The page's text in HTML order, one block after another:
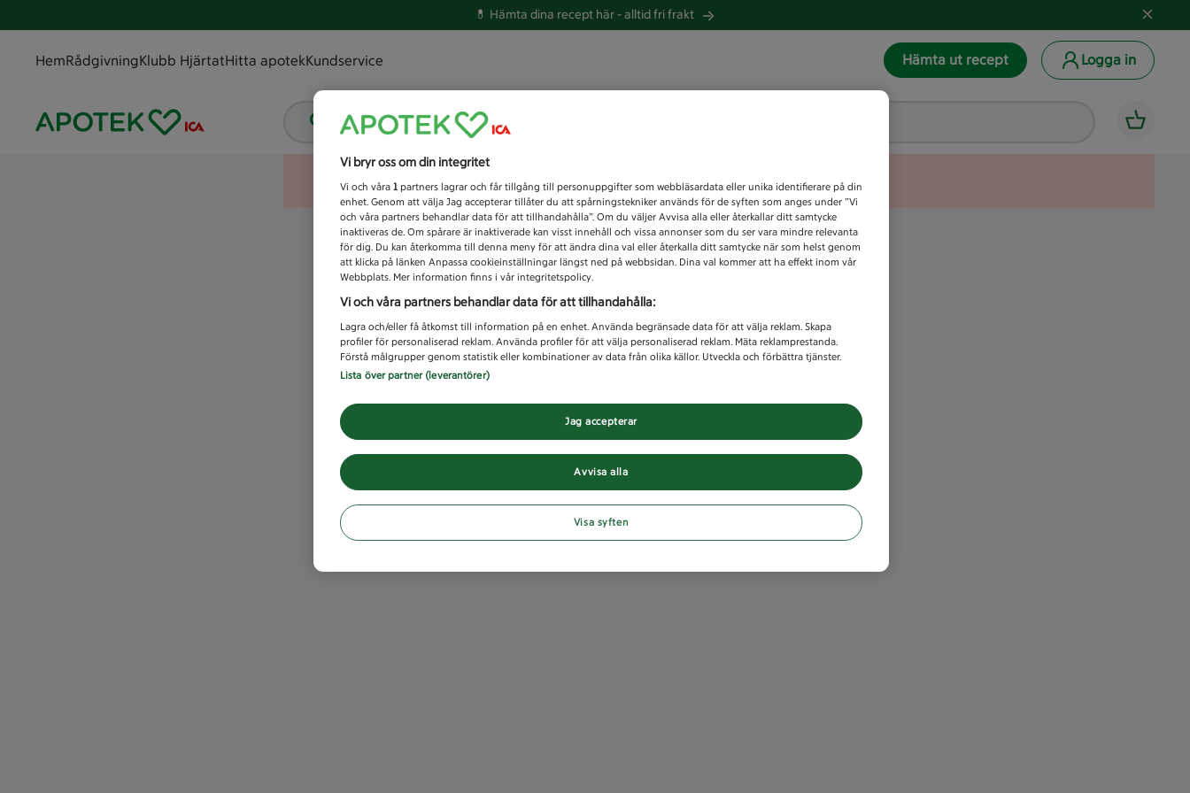
💊 Hämta dina recept här -alltid fri frakt
HemRådgivningKlubb HjärtatHitta apotekKundservice Hämta ut recept Logga in
Vad letar du efter idag?
Unknown error
Vi bryr oss om din integritet
Vi och våra 1 partners lagrar och får tillgång till personuppgifter som webbläsardata eller unika identifierare på din
enhet. Genom att välja Jag accepterar tillåter du att spårningstekniker används för de syften som anges under ”Vi
och våra partners behandlar data för att tillhandahålla”. Om du väljer Avvisa alla eller återkallar ditt samtycke
inaktiveras de. Om spårare är inaktiverade kan visst innehåll och vissa annonser som du ser vara mindre relevanta
för dig. Du kan återkomma till denna meny för att ändra dina val eller återkalla ditt samtycke när som helst genom
att klicka på länken Anpassa cookieinställningar längst ned på webbsidan. Dina val kommer att ha effekt inom vår
Webbplats. Mer information finns i vår integritetspolicy.
Vi och våra partners behandlar data för att tillhandahålla:
Lagra och/eller få åtkomst till information på en enhet. Använda begränsade data för att välja reklam. Skapa
profiler för personaliserad reklam. Använda profiler för att välja personaliserad reklam. Mäta reklamprestanda.
Förstå målgrupper genom statistik eller kombinationer av data från olika källor. Utveckla och förbättra tjänster.
Lista över partner (leverantörer)
Avvisa alla
Jag accepterar
Visa syften